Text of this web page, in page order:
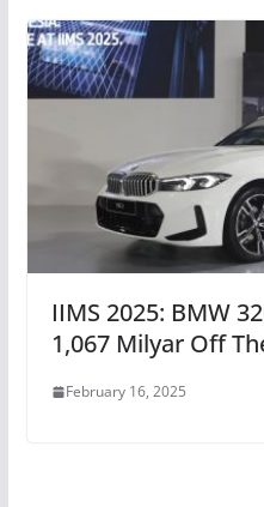
IIMS 2025: BMW
1,067 Milyar Off
February 16, 2025